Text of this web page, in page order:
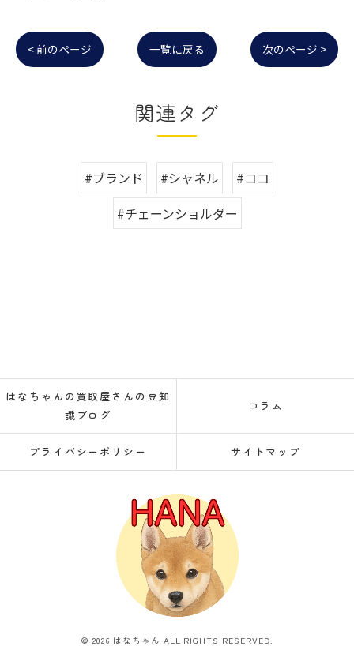
< 前のページ 一覧に戻る 次のページ >
関連タグ
#ブランド #シャネル
#ココ
#チェーンショルダー
はなちゃんの買取屋さんの豆知
識ブログ
コラム
プライバシーポリシー サイトマップ
© 2026 はなちゃん ALL RIGHTS RESERVED.